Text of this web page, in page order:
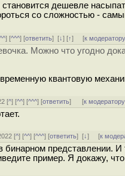
дешевле
со сложностью -
^^] [^^^] [ответить][↓] [↑] [к
Можно что угодно
квантовую
[^] [^^] [^^^] [ответить] [к модератору
[^] [^^] [^^^] [ответить][↓] [к
бинарном представлении. И
пример. Я докажу,